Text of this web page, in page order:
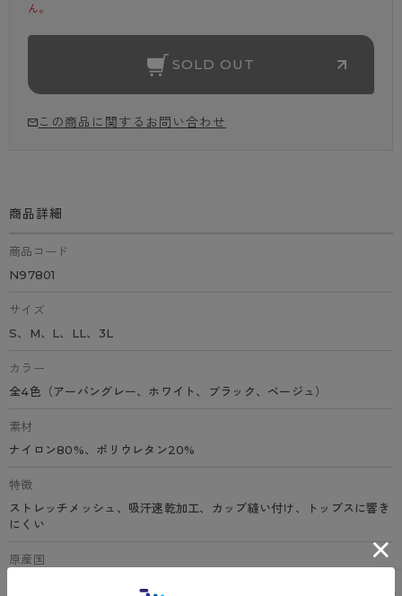
ん。
SOLD OUT
この商品に関するお問い合わせ
商品詳細
商品コード
N97801
サイズ
S、M、L、LL、3L
カラー
全4色（アーバングレー、ホワイト、ブラック、ベージュ）
素材
ナイロン80%、ポリウレタン20%
特徴
ストレッチメッシュ、吸汗速乾加工、カップ縫い付け、トップスに響き
にくい
原産国